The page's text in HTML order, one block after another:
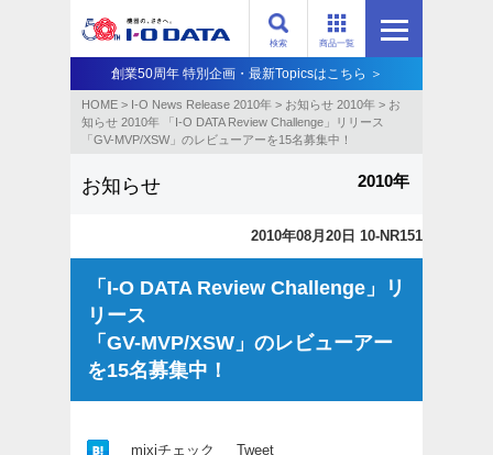
商品一覧
検索
創業50周年 特別企画・最新Topicsはこちら ＞
HOME > I-O News Release 2010年 > お知らせ 2010年 > お
知らせ 2010年 「I-O DATA Review Challenge」リリース
「GV-MVP/XSW」のレビューアーを15名募集中！
お知らせ 2010年
2010年08月20日 10-NR151
「I-O DATA Review Challenge」リ
リース
「GV-MVP/XSW」のレビューアー
を15名募集中！
mixiチェック Tweet